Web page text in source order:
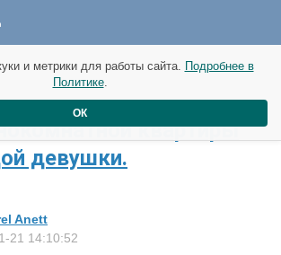
квартиры
девушки.
Anett
21 14:10:52
и метрики для работы сайта. Подробнее в
Политике.
ОК